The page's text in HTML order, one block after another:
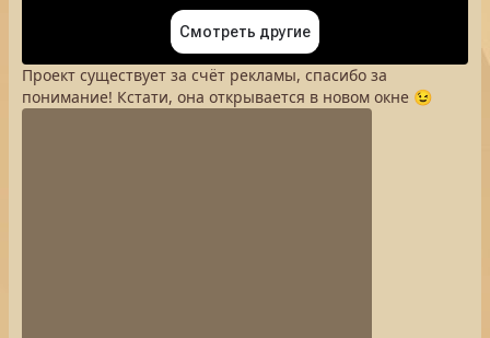
Проект существует за счёт рекламы, спасибо за
понимание! Кстати, она открывается в новом окне 😉